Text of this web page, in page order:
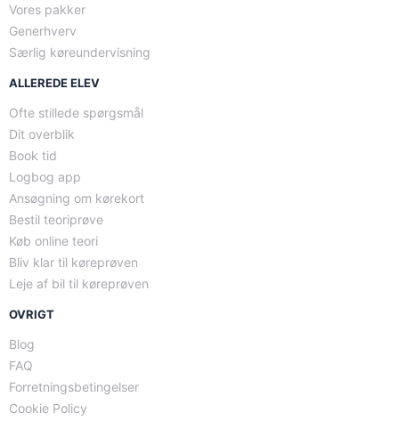
Vores pakker
Generhverv
Særlig køreundervisning
ALLEREDE ELEV
Ofte stillede spørgsmål
Dit overblik
Book tid
Logbog app
Ansøgning om kørekort
Bestil teoriprøve
Køb online teori
Bliv klar til køreprøven
Leje af bil til køreprøven
OVRIGT
Blog
FAQ
Forretningsbetingelser
Cookie Policy